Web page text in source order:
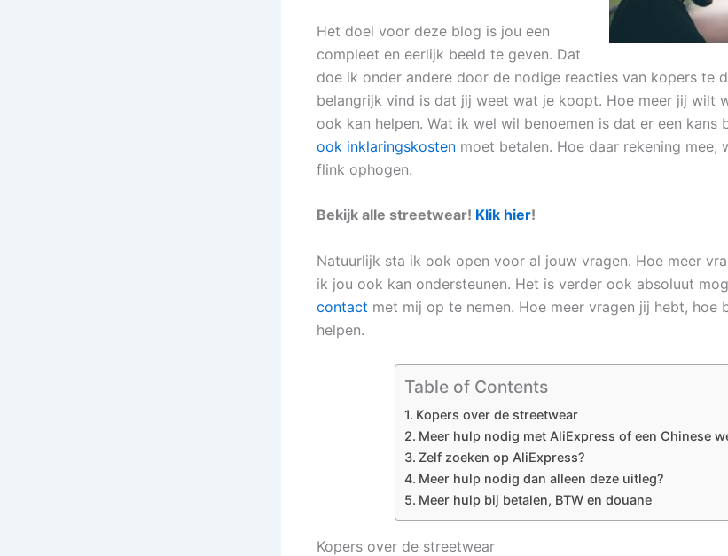
Het doel voor deze blog is jou een
compleet en eerlijk beeld te geven. Dat
doe ik onder andere door de nodige reacties van kopers te
belangrijk vind is dat jij weet wat je koopt. Hoe meer jij wilt
ook kan helpen. Wat ik wel wil benoemen is dat er een kans
ook inklaringskosten moet betalen. Hoe daar rekening mee,
flink ophogen.
Bekijk alle streetwear! Klik hier!
Natuurlijk sta ik ook open voor al jouw vragen. Hoe meer
ik jou ook kan ondersteunen. Het is verder ook absoluut
contact met mij op te nemen. Hoe meer vragen jij hebt, hoe
helpen.
Table of Contents
Kopers over de streetwear
Meer hulp nodig met AliExpress of een Chinese
Zelf zoeken op AliExpress?
Meer hulp nodig dan alleen deze uitleg?
Meer hulp bij betalen, BTW en douane
Kopers over de streetwear